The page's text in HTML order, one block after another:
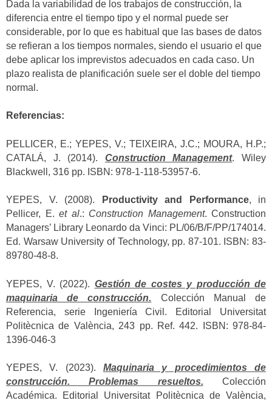
Dada la variabilidad de los trabajos de construcción, la
diferencia entre el tiempo tipo y el normal puede ser
considerable, por lo que es habitual que las bases de datos
se refieran a los tiempos normales, siendo el usuario el que
debe aplicar los imprevistos adecuados en cada caso. Un
plazo realista de planificación suele ser el doble del tiempo
normal.
Referencias:
PELLICER, E.; YEPES, V.; TEIXEIRA, J.C.; MOURA, H.P.;
CATALÁ, J. (2014). Construction Management. Wiley
Blackwell, 316 pp. ISBN: 978-1-118-53957-6.
YEPES, V. (2008). Productivity and Performance, in
Pellicer, E. et al.: Construction Management. Construction
Managers’ Library Leonardo da Vinci: PL/06/B/F/PP/174014.
Ed. Warsaw University of Technology, pp. 87-101. ISBN: 83-
89780-48-8.
YEPES, V. (2022). Gestión de costes y producción de
maquinaria de construcción. Colección Manual de
Referencia, serie Ingeniería Civil. Editorial Universitat
Politècnica de València, 243 pp. Ref. 442. ISBN: 978-84-
1396-046-3
YEPES, V. (2023). Maquinaria y procedimientos de
construcción. Problemas resueltos. Colección
Académica. Editorial Universitat Politècnica de València,